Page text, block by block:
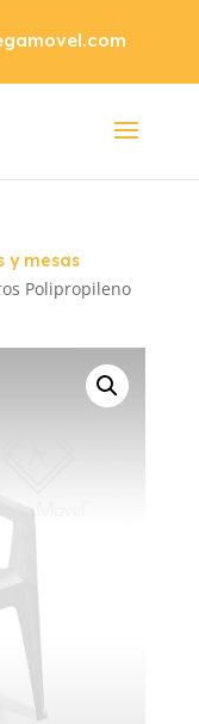
y mesas
Polipropileno